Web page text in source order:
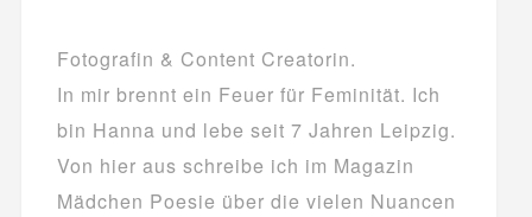
Fotografin & Content Creatorin.
In mir brennt ein Feuer für Feminität. Ich
bin Hanna und lebe seit 7 Jahren Leipzig.
Von hier aus schreibe ich im Magazin
Mädchen Poesie über die vielen Nuancen